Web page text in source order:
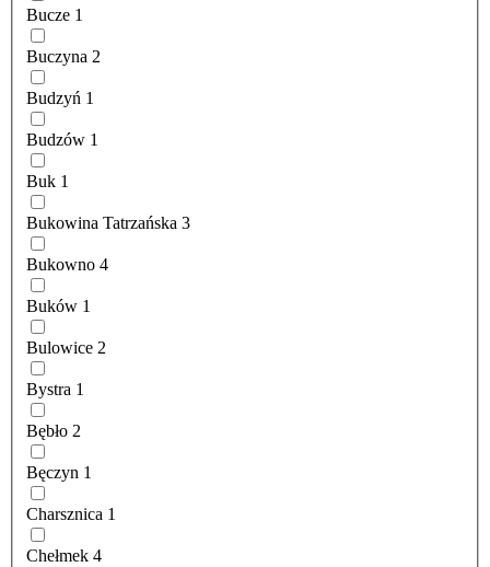
Bucze 1
Buczyna 2
Budzyń 1
Budzów 1
Buk 1
Bukowina Tatrzańska 3
Bukowno 4
Buków 1
Bulowice 2
Bystra 1
Bębło 2
Bęczyn 1
Charsznica 1
Chełmek 4